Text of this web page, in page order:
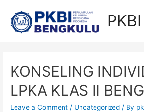
content
PKBI
KONSELING
LPKA KLAS II
Leave a Comment / Uncategorized / By